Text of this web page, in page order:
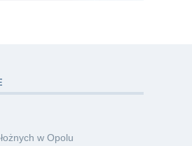
poza schematem –
spojrzeniu na profilaktykę
w Opolu